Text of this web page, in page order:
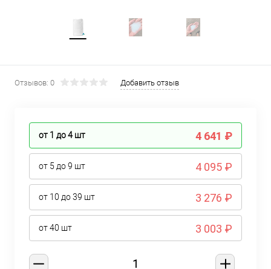
Отзывов: 0 Добавить отзыв
от 1 до 4 шт 4 641 ₽
от 5 до 9 шт 4 095 ₽
от 10 до 39 шт 3 276 ₽
от 40 шт 3 003 ₽